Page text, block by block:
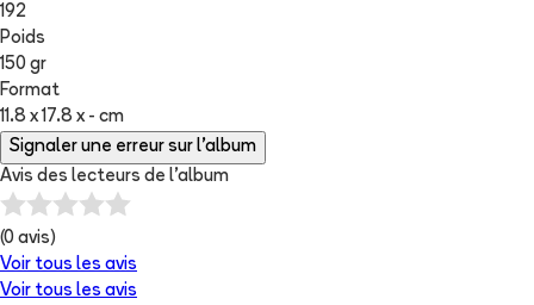
192
Poids
150 gr
Format
11.8 x 17.8 x - cm
Signaler une erreur sur l'album
Avis des lecteurs de l'album
(0 avis)
Voir tous les avis
Voir tous les avis